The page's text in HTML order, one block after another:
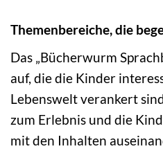
Themenbereiche, die
Das „Bücherwurm
auf, die die Kinder
Lebenswelt verankert
zum Erlebnis und die
mit den Inhalten